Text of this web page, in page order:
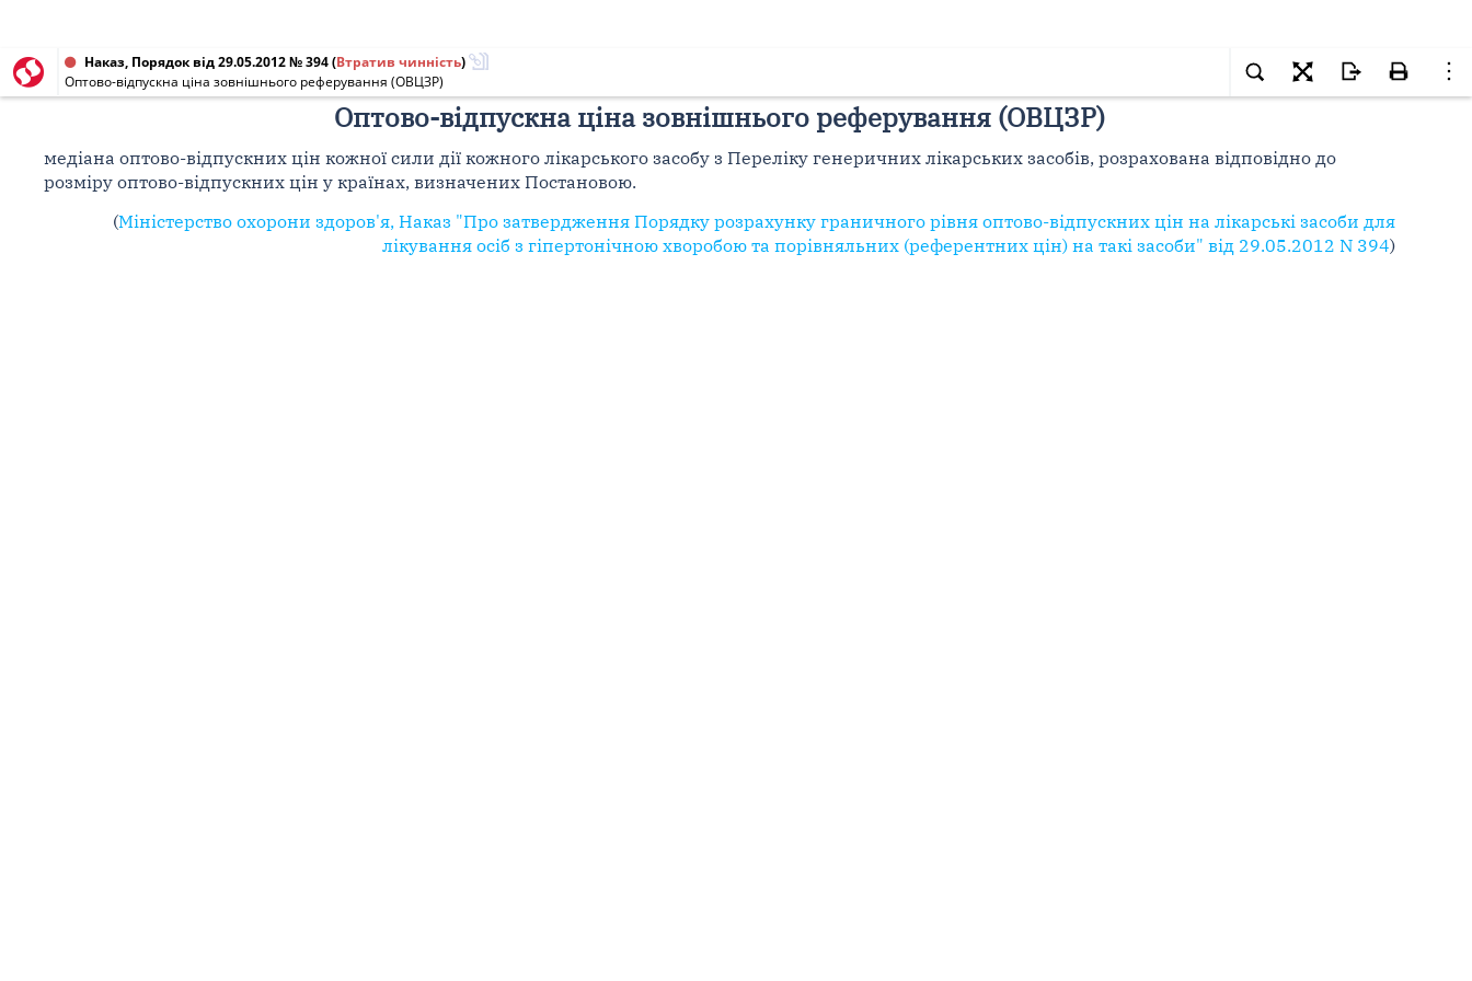
Наказ, Порядок від 29.05.2012 № 394(Втратив чинність)
Оптово-відпускна ціна зовнішнього реферування (ОВЦЗР)